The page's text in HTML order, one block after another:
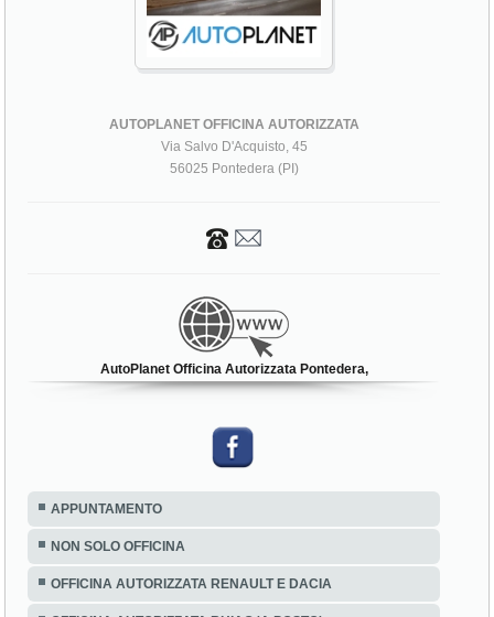
AUTOPLANET OFFICINA AUTORIZZATA
Via Salvo D'Acquisto, 45
56025 Pontedera (PI)
AutoPlanet Officina Autorizzata Pontedera,
APPUNTAMENTO
NON SOLO OFFICINA
OFFICINA AUTORIZZATA RENAULT E DACIA